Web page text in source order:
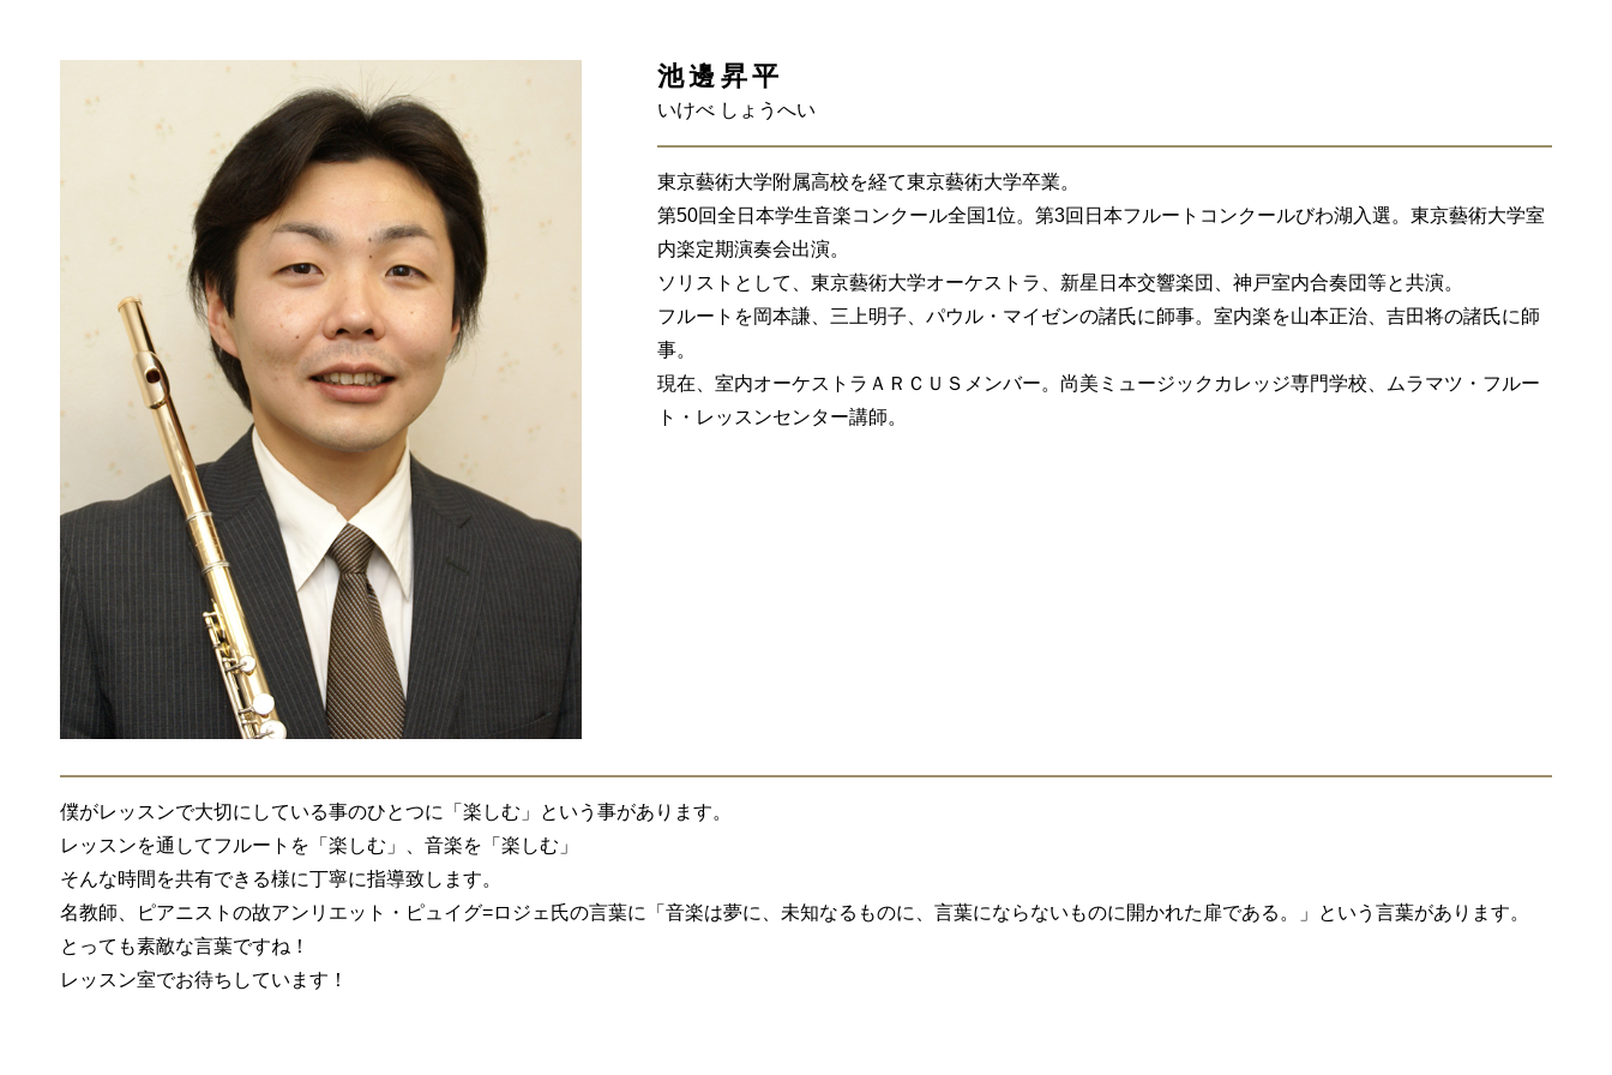
池邊昇平
いけべ しょうへい
東京藝術大学附属高校を経て東京藝術大学卒業。
第50回全日本学生音楽コンクール全国1位。第3回日本フルートコンクールびわ湖入選。東京藝術大学室
内楽定期演奏会出演。
ソリストとして、東京藝術大学オーケストラ、新星日本交響楽団、神戸室内合奏団等と共演。
フルートを岡本謙、三上明子、パウル・マイゼンの諸氏に師事。室内楽を山本正治、吉田将の諸氏に師
事。
現在、室内オーケストラＡＲＣＵＳメンバー。尚美ミュージックカレッジ専門学校、ムラマツ・フルー
ト・レッスンセンター講師。
僕がレッスンで大切にしている事のひとつに「楽しむ」という事があります。
レッスンを通してフルートを「楽しむ」、音楽を「楽しむ」
そんな時間を共有できる様に丁寧に指導致します。
名教師、ピアニストの故アンリエット・ピュイグ=ロジェ氏の言葉に「音楽は夢に、未知なるものに、言葉にならないものに開かれた扉である。」という言葉があります。
とっても素敵な言葉ですね！
レッスン室でお待ちしています！